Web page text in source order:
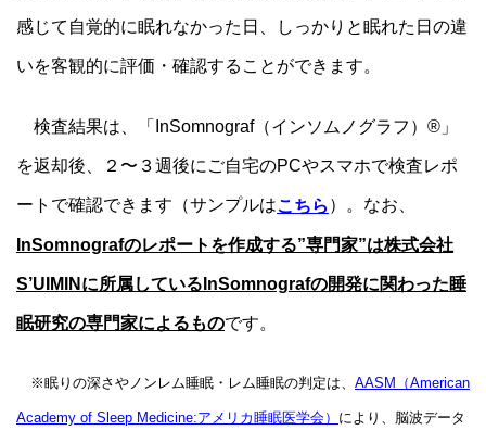
感じて自覚的に眠れなかった日、しっかりと眠れた日の違
いを客観的に評価・確認することができます。
検査結果は、「InSomnograf（インソムノグラフ）®」
を返却後、２〜３週後にご自宅のPCやスマホで検査レポ
ートで確認できます（サンプルはこちら ）。なお、
InSomnografのレポートを作成する”専門家”は株式会社
S’UIMINに所属しているInSomnografの開発に関わった睡
眠研究の専門家によるものです。
※眠りの深さやノンレム睡眠・レム睡眠の判定は、 AASM（American
Academy of Sleep Medicine:アメリカ睡眠医学会） により、脳波データ